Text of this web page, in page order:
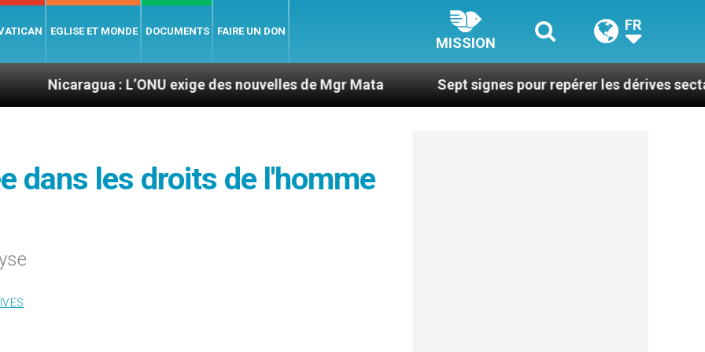
EGLISE ET MONDE DOCUMENTS FAIRE UN DON
MISSION
FR
: L’ONU exige des nouvelles de Mgr Mata Sept signes pour repérer les dérives sectaires du
dans les droits de l'homme